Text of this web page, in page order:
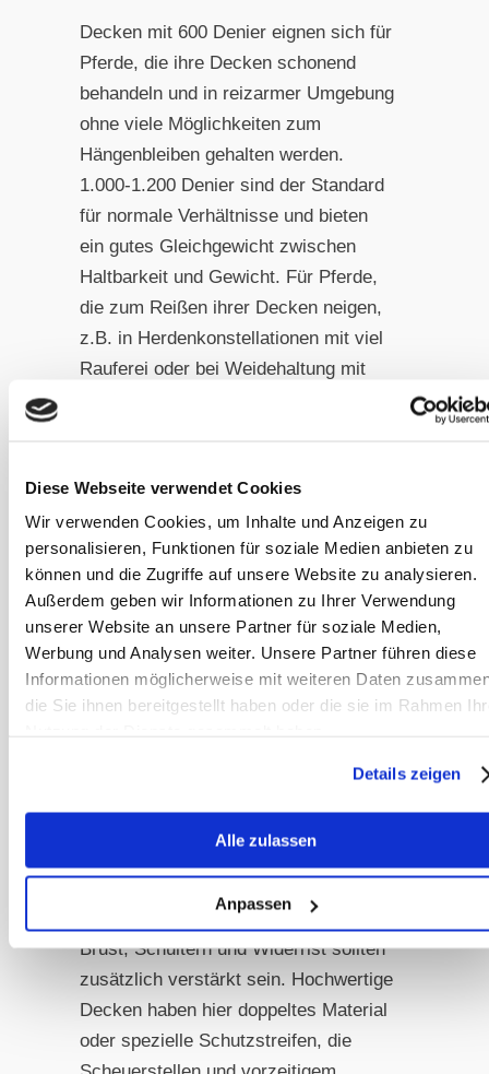
Diese Webseite verwendet Cookies
Wir verwenden Cookies, um Inhalte und Anzeigen zu
personalisieren, Funktionen für soziale Medien anbieten zu
können und die Zugriffe auf unsere Website zu analysieren.
Außerdem geben wir Informationen zu Ihrer Verwendung
unserer Website an unsere Partner für soziale Medien,
Werbung und Analysen weiter. Unsere Partner führen diese
Informationen möglicherweise mit weiteren Daten
die Sie ihnen bereitgestellt haben oder die sie im Rahmen
Details zeigen
Alle zulassen
Anpassen
Decken mit 600 Denier eignen sich für
Pferde, die ihre Decken schonend
behandeln und in reizarmer Umgebung
ohne viele Möglichkeiten zum
Hängenbleiben gehalten werden.
1.000-1.200 Denier sind der Standard
für normale Verhältnisse und bieten
ein gutes Gleichgewicht zwischen
Haltbarkeit und Gewicht. Für Pferde,
die zum Reißen ihrer Decken neigen,
z.B. in Herdenkonstellationen mit viel
Rauferei oder bei Weidehaltung mit
Gewebe mit zusätzlicher Verstärkung.
Ripstop-Gewebe haben eine spezielle
Struktur mit eingearbeiteten dickeren
Fäden in einem Kästchenmuster. Reißt
das Material ein, stoppt der Riss
automatisch am nächsten dicken
Faden und kann sich nicht weiter
Besonders beanspruchte Bereiche wie
Brust, Schultern und Widerrist sollten
zusätzlich verstärkt sein. Hochwertige
Decken haben hier doppeltes Material
oder spezielle Schutzstreifen, die